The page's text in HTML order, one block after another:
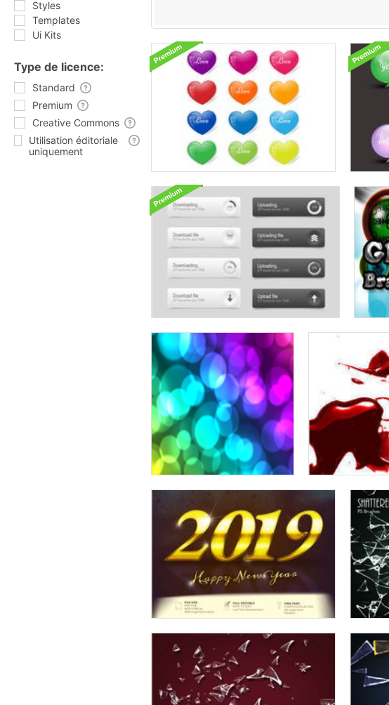
Styles
Templates
Ui Kits
Type de licence:
Standard
Premium
Creative Commons
Utilisation éditoriale
uniquement